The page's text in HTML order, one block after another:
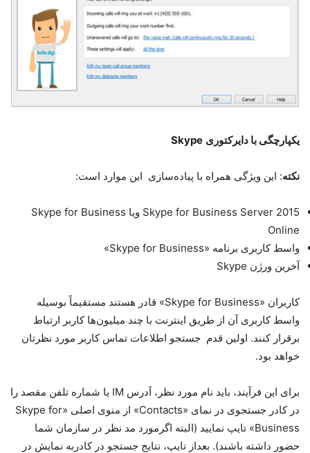
یکپارچگی با دایرکتوری Skype
نکته: این ویژگی همراه با پیاده‌سازی این موارد است:
Skype for Business Server 2015 ویا Skype for Business
Online
واسط کاربری برنامه «Skype for Business»
آخرین ورژن Skype
کاربران «Skype for Business» قادر هستند مستقیماً بوسیله
واسط کاربری آن از طریق اینترنت با چند میلیون‌ها کاربر ارتباط
برقرار کنند. اولین قدم جستجو اطلاعات تماس کاربر مورد نظرتان
خواهد بود.
برای این فرآیند، باید نام مورد نظر، آدرس IM یا شماره تلفن مقصد را
در کادر جستجوی در نمای «Contacts» از منوی اصلی «Skype for
Business» تایپ نمایید (البته اگرمورد مد نظر در سازمان شما
حضور داشته باشند). بعداز تایپ، نتایج جستجو در کادربه نمایش در